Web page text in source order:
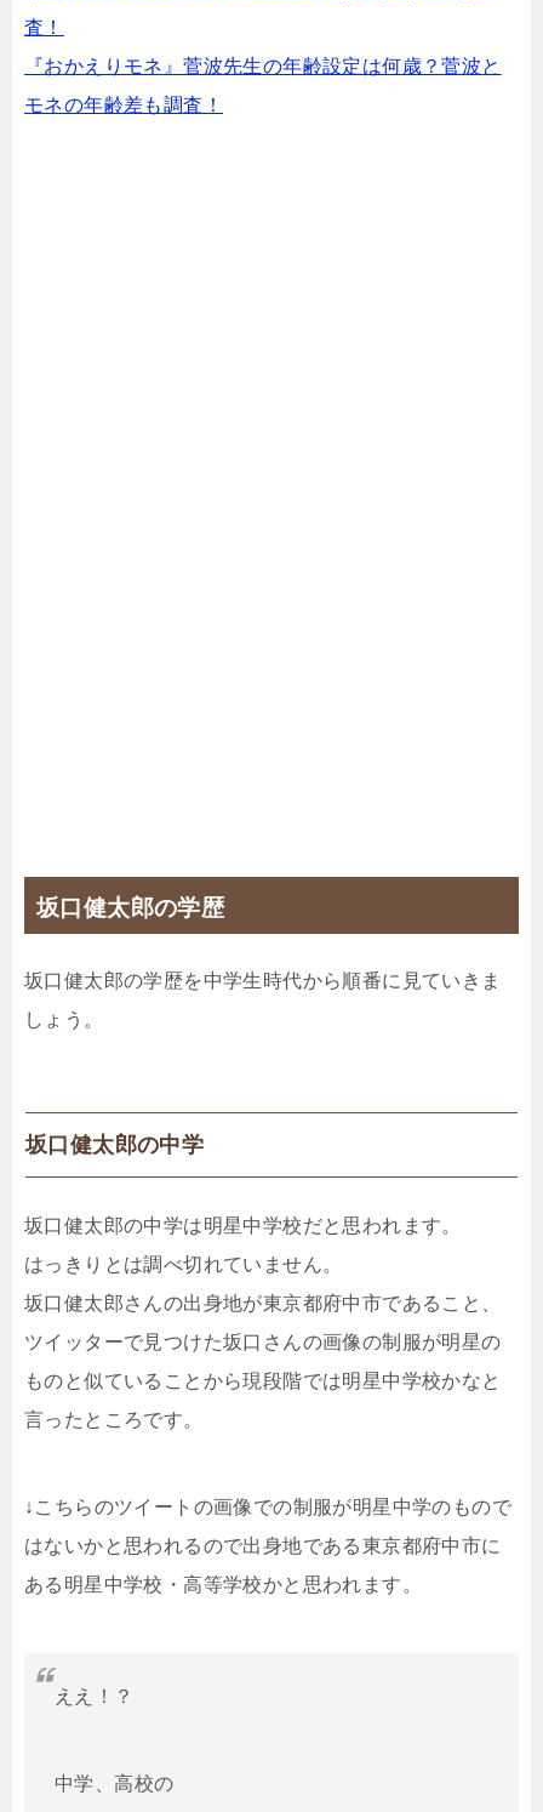
査！
『おかえりモネ』菅波先生の年齢設定は何歳？菅波と
モネの年齢差も調査！
坂口健太郎の学歴
坂口健太郎の学歴を中学生時代から順番に見ていきま
しょう。
坂口健太郎の中学
坂口健太郎の中学は明星中学校だと思われます。
はっきりとは調べ切れていません。
坂口健太郎さんの出身地が東京都府中市であること、
ツイッターで見つけた坂口さんの画像の制服が明星の
ものと似ていることから現段階では明星中学校かなと
言ったところです。
↓こちらのツイートの画像での制服が明星中学のもので
はないかと思われるので出身地である東京都府中市に
ある明星中学校・高等学校かと思われます。
ええ！？
中学、高校の